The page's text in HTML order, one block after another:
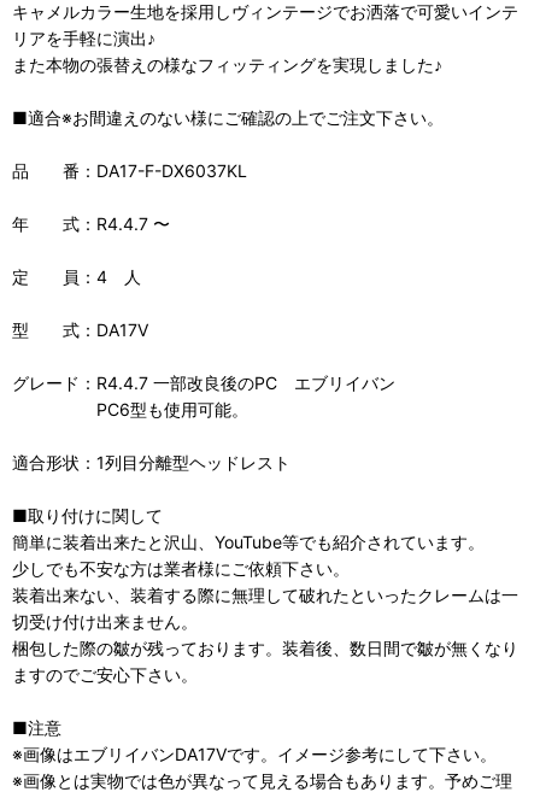
キャメルカラー生地を採用しヴィンテージでお洒落で可愛いインテ
リアを手軽に演出♪
また本物の張替えの様なフィッティングを実現しました♪
■適合※お間違えのない様にご確認の上でご注文下さい。
品 番：DA17-F-DX6037KL
年 式：R4.4.7 〜
定 員：4 人
型 式：DA17V
グレード：R4.4.7 一部改良後のPC エブリイバン
PC6型も使用可能。
適合形状：1列目分離型ヘッドレスト
■取り付けに関して
簡単に装着出来たと沢山、YouTube等でも紹介されています。
少しでも不安な方は業者様にご依頼下さい。
装着出来ない、装着する際に無理して破れたといったクレームは一
切受け付け出来ません。
梱包した際の皺が残っております。装着後、数日間で皺が無くなり
ますのでご安心下さい。
■注意
※画像はエブリイバンDA17Vです。イメージ参考にして下さい。
※画像とは実物では色が異なって見える場合もあります。予めご理